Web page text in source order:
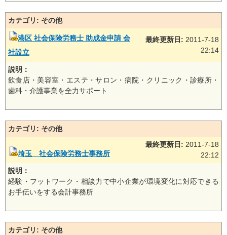
カテゴリ: その他
港区 社会保険労務士 助成金申請 会
社設立
最終更新日: 2011-7-18
22:14
説明：
飲食店・美容室・エステ・サロン・病院・クリニック・診療所・
歯科・介護事業を全力サポート
カテゴリ: その他
埼玉 社会保険労務士事務所
最終更新日: 2011-7-18
22:12
説明：
経験・フットワーク・相談力で中小企業が環境変化に対応できる
お手伝いをする会計事務所
カテゴリ: その他